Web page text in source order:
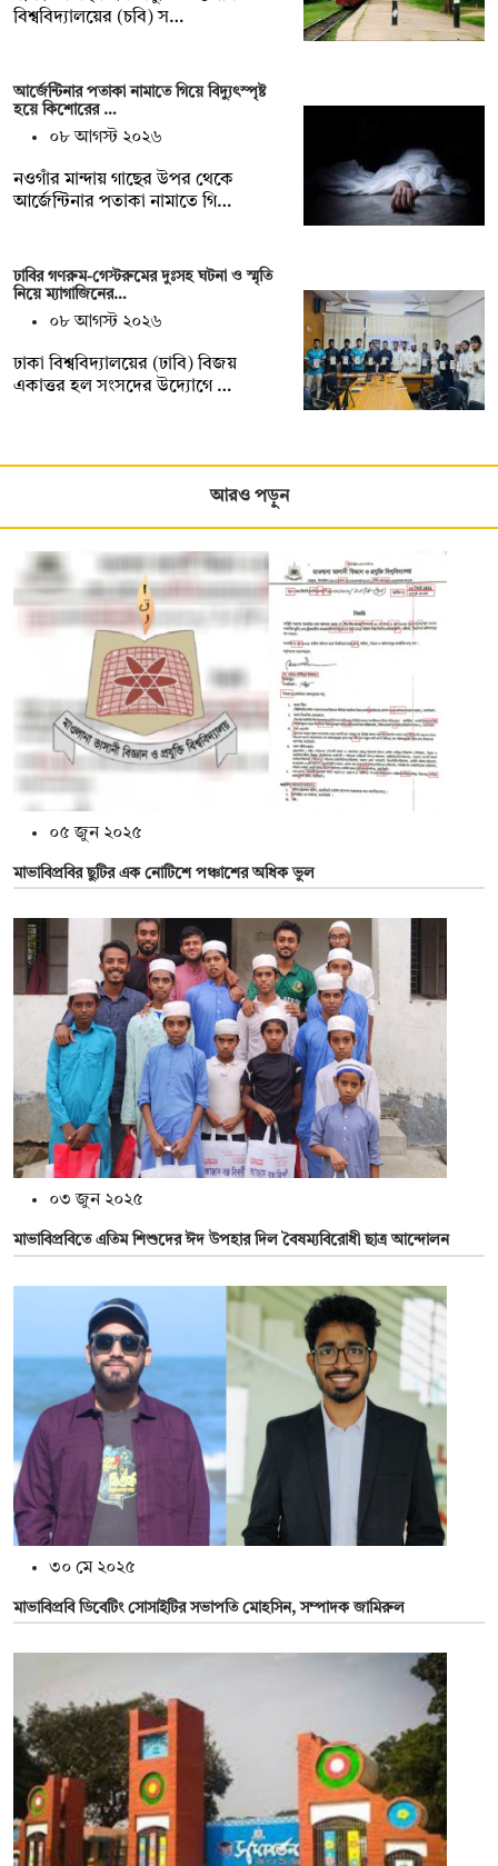
বিশ্ববিদ্যালয়ের (চবি) স…
আর্জেন্টিনার পতাকা নামাতে গিয়ে বিদ্যুৎস্পৃষ্ট
হয়ে কিশোরের …
০৮ আগস্ট ২০২৬
নওগাঁর মান্দায় গাছের উপর থেকে
আর্জেন্টিনার পতাকা নামাতে গি…
ঢাবির গণরুম-গেস্টরুমের দুঃসহ ঘটনা ও স্মৃতি
নিয়ে ম্যাগাজিনের…
০৮ আগস্ট ২০২৬
ঢাকা বিশ্ববিদ্যালয়ের (ঢাবি) বিজয়
একাত্তর হল সংসদের উদ্যোগে …
আরও পড়ুন
০৫ জুন ২০২৫
মাভাবিপ্রবির ছুটির এক নোটিশে পঞ্চাশের অধিক ভুল
০৩ জুন ২০২৫
মাভাবিপ্রবিতে এতিম শিশুদের ঈদ উপহার দিল বৈষম্যবিরোধী ছাত্র আন্দোলন
৩০ মে ২০২৫
মাভাবিপ্রবি ডিবেটিং সোসাইটির সভাপতি মোহসিন, সম্পাদক জামিরুল